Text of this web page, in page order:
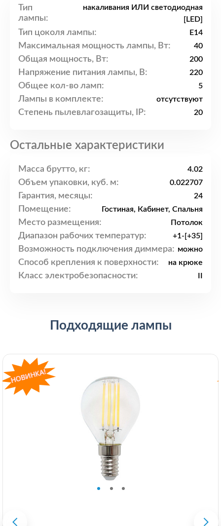
Тип
лампы:
накаливания ИЛИ светодиодная
[LED]
Тип цоколя лампы: E14
Максимальная мощность лампы, Вт: 40
Общая мощность, Вт: 200
Напряжение питания лампы, В: 220
Общее кол-во ламп: 5
Лампы в комплекте: отсутствуют
Степень пылевлагозащиты, IP: 20
Остальные характеристики
Масса брутто, кг: 4.02
Объем упаковки, куб. м: 0.022707
Гарантия, месяцы: 24
Помещение: Гостиная, Кабинет, Спальня
Место размещения: Потолок
Диапазон рабочих температур: +1-[+35]
Возможность подключения диммера: можно
Способ крепления к поверхности: на крюке
Класс электробезопасности:
Подходящие лампы